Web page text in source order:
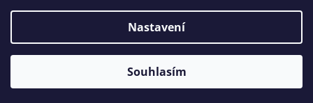
Nastavení
Souhlasím
Copyright 2026FANTOM print. Všechna práva vyhrazena.
Upravit nastavení cookies